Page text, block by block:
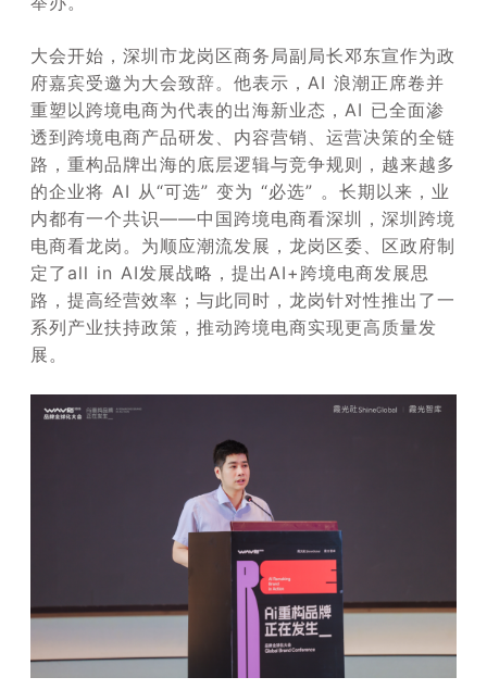
大会开始，深圳市龙岗区商务局副局长邓东宣作为政
府嘉宾受邀为大会致辞。他表示，AI 浪潮正席卷并
重塑以跨境电商为代表的出海新业态，AI 已全面渗
透到跨境电商产品研发、内容营销、运营决策的全链
路，重构品牌出海的底层逻辑与竞争规则，越来越多
的企业将 AI 从“可选” 变为 “必选” 。长期以来，业
内都有一个共识——中国跨境电商看深圳，深圳跨境
电商看龙岗。为顺应潮流发展，龙岗区委、区政府制
定了all in AI发展战略，提出AI+跨境电商发展思
路，提高经营效率；与此同时，龙岗针对性推出了一
系列产业扶持政策，推动跨境电商实现更高质量发
展。